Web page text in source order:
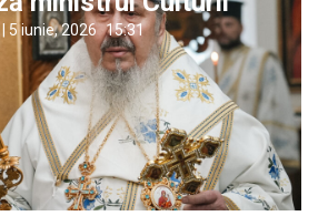
5 iunie, 2026 15:31